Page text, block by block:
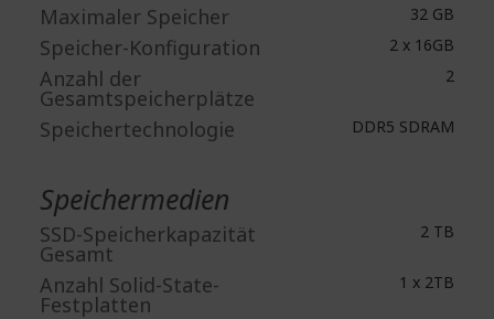
Maximaler Speicher 32 GB
Speicher-Konfiguration 2 x 16GB
Anzahl der
Gesamtspeicherplätze
2
Speichertechnologie DDR5 SDRAM
Speichermedien
SSD-Speicherkapazität
Gesamt
2 TB
Anzahl Solid-State-
Festplatten
1 x 2TB